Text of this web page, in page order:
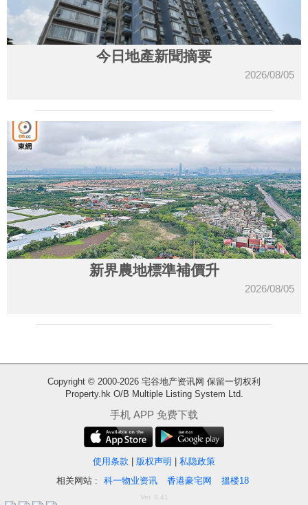
今日地產新聞摘要
2026/08/05
新界農地標準補價升
2026/08/05
Copyright © 2000-2026 宅谷地产资讯网 保留一切权利
Property.hk O/B Multiple Listing System Ltd.
手机 APP 免费下载
使用条款 版权声明
私隐政策
相关网站 :
科一物业资讯 香港豪宅网 搵楼18
Ver. 9.41